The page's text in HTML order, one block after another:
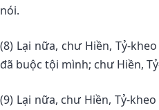
nói.
(8) Lại nữa, chư Hiền, Tỷ-
đã buộc tội mình; chư Hiền,
(9) Lại nữa, chư Hiền, Tỷ-